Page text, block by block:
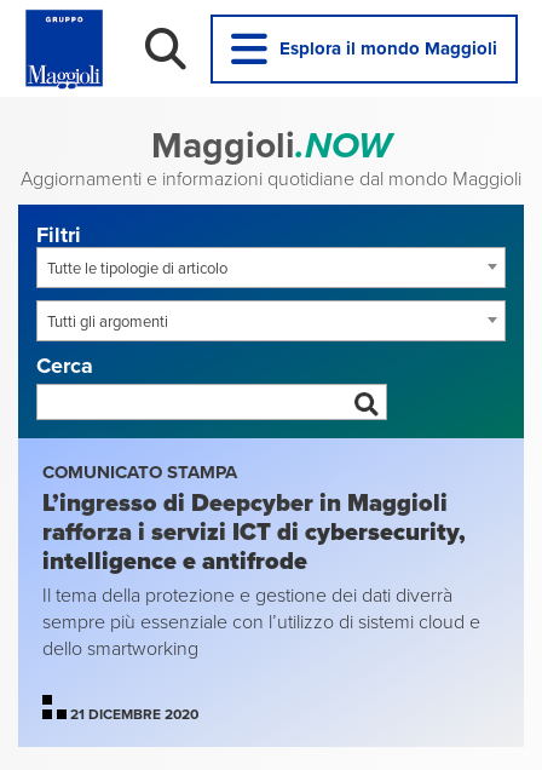
Esplora il mondo Maggioli
Maggioli.NOW
Aggiornamenti e informazioni quotidiane dal mondo Maggioli
Filtri
Tutte le tipologie di articolo
Tutti gli argomenti
Cerca
COMUNICATO STAMPA
L’ingresso di Deepcyber in Maggioli
rafforza i servizi ICT di cybersecurity,
intelligence e antifrode
Il tema della protezione e gestione dei dati diverrà
sempre più essenziale con l’utilizzo di sistemi cloud e
dello smartworking
21 DICEMBRE 2020